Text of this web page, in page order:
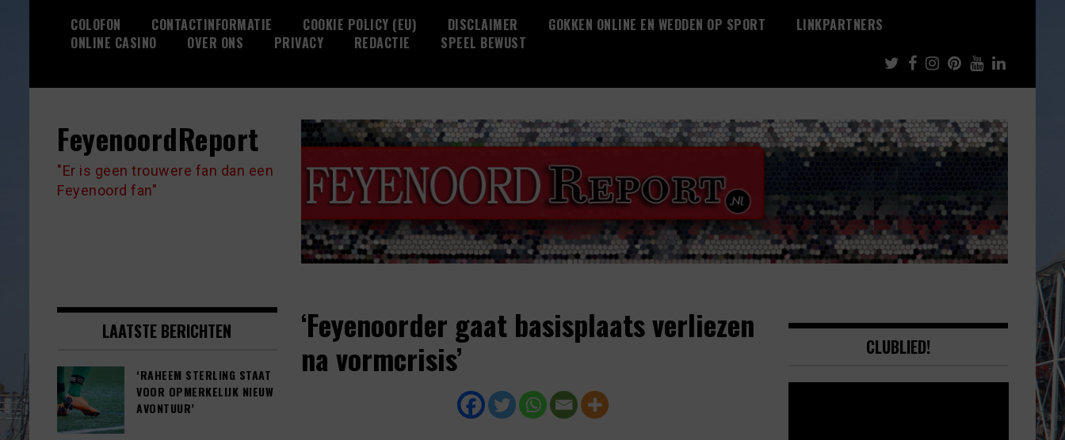
COLOFON CONTACTINFORMATIE COOKIE POLICY (EU) DISCLAIMER GOKKEN ONLINE EN WEDDEN OP SPORT
LINKPARTNERS
ONLINE CASINO
OVER ONS PRIVACY REDACTIE SPEEL BEWUST
FeyenoordReport
"Er is geen trouwere fan dan een
Feyenoord fan"
‘Feyenoorder gaat basisplaats verliezen
na vormcrisis’
LAATSTE BERICHTEN
‘RAHEEM STERLING STAAT
VOOR OPMERKELIJK NIEUW
AVONTUUR’
CLUBLIED!